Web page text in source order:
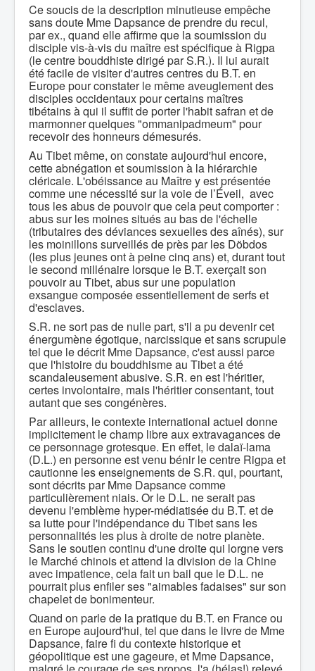
Ce soucis de la description minutieuse empêche
sans doute Mme Dapsance de prendre du recul,
par ex., quand elle affirme que la soumission du
disciple vis-à-vis du maître est spécifique à Rigpa
(le centre bouddhiste dirigé par S.R.). Il lui aurait
été facile de visiter d'autres centres du B.T. en
Europe pour constater le même aveuglement des
disciples occidentaux pour certains maîtres
tibétains à qui il suffit de porter l'habit safran et de
marmonner quelques "ommanipadmeum" pour
recevoir des honneurs démesurés.
Au Tibet même, on constate aujourd'hui encore,
cette abnégation et soumission à la hiérarchie
cléricale. L'obéissance au Maître y est présentée
comme une nécessité sur la voie de l’Éveil, avec
tous les abus de pouvoir que cela peut comporter :
abus sur les moines situés au bas de l'échelle
(tributaires des déviances sexuelles des aînés), sur
les moinillons surveillés de près par les Döbdos
(les plus jeunes ont à peine cinq ans) et, durant tout
le second millénaire lorsque le B.T. exerçait son
pouvoir au Tibet, abus sur une population
exsangue composée essentiellement de serfs et
d'esclaves.
S.R. ne sort pas de nulle part, s'il a pu devenir cet
énergumène égotique, narcissique et sans scrupule
tel que le décrit Mme Dapsance, c'est aussi parce
que l'histoire du bouddhisme au Tibet a été
scandaleusement abusive. S.R. en est l'héritier,
certes involontaire, mais l'héritier consentant, tout
autant que ses congénères.
Par ailleurs, le contexte international actuel donne
implicitement le champ libre aux extravagances de
ce personnage grotesque. En effet, le dalaï-lama
(D.L.) en personne est venu bénir le centre Rigpa et
cautionne les enseignements de S.R. qui, pourtant,
sont décrits par Mme Dapsance comme
particulièrement niais. Or le D.L. ne serait pas
devenu l'emblème hyper-médiatisée du B.T. et de
sa lutte pour l'indépendance du Tibet sans les
personnalités les plus à droite de notre planète.
Sans le soutien continu d'une droite qui lorgne vers
le Marché chinois et attend la division de la Chine
avec impatience, cela fait un bail que le D.L. ne
pourrait plus enfiler ses "aimables fadaises" sur son
chapelet de bonimenteur.
Quand on parle de la pratique du B.T. en France ou
en Europe aujourd'hui, tel que dans le livre de Mme
Dapsance, faire fi du contexte historique et
géopolitique est une gageure, et Mme Dapsance,